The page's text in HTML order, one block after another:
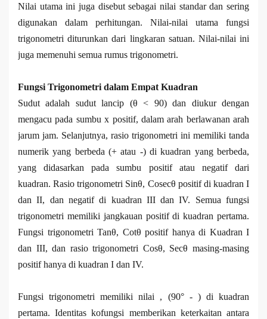
Nilai utama ini juga disebut sebagai nilai standar dan sering
digunakan dalam perhitungan. Nilai-nilai utama fungsi
trigonometri diturunkan dari lingkaran satuan. Nilai-nilai ini
juga memenuhi semua rumus trigonometri.
Fungsi Trigonometri dalam Empat Kuadran
Sudut adalah sudut lancip (θ < 90) dan diukur dengan
mengacu pada sumbu x positif, dalam arah berlawanan arah
jarum jam. Selanjutnya, rasio trigonometri ini memiliki tanda
numerik yang berbeda (+ atau -) di kuadran yang berbeda,
yang didasarkan pada sumbu positif atau negatif dari
kuadran. Rasio trigonometri Sinθ, Cosecθ positif di kuadran I
dan II, dan negatif di kuadran III dan IV. Semua fungsi
trigonometri memiliki jangkauan positif di kuadran pertama.
Fungsi trigonometri Tanθ, Cotθ positif hanya di Kuadran I
dan III, dan rasio trigonometri Cosθ, Secθ masing-masing
positif hanya di kuadran I dan IV.
Fungsi trigonometri memiliki nilai , (90° - ) di kuadran
pertama. Identitas kofungsi memberikan keterkaitan antara